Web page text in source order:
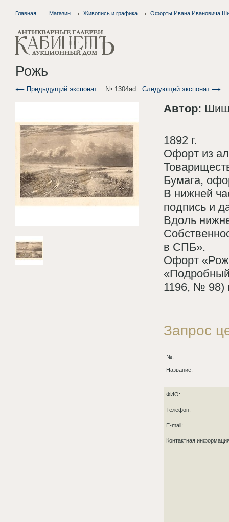
Главная Магазин Живопись и графика Офорты Ивана Ивановича
Рожь
Предыдущий экспонат№ 1304ad Следующий экспонат
Автор:
1892 г.
Офорт из
Бумага,
В нижней
подпись и
Вдоль
в СПБ».
Офорт
«Подробный
1196, № 98)
Запрос
№:
Название:
ФИО:
Телефон:
E-mail:
Контактная